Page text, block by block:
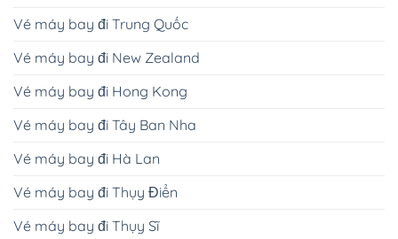
Vé máy bay đi Trung Quốc
Vé máy bay đi New Zealand
Vé máy bay đi Hong Kong
Vé máy bay đi Tây Ban Nha
Vé máy bay đi Hà Lan
Vé máy bay đi Thụy Điển
Vé máy bay đi Thụy Sĩ